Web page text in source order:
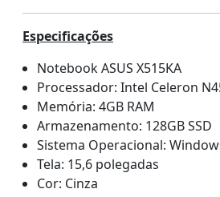
Especificações
Notebook ASUS X515KA
Processador: Intel Celeron
Memória: 4GB RAM
Armazenamento: 128GB SSD
Sistema Operacional:
Tela: 15,6 polegadas
Cor: Cinza